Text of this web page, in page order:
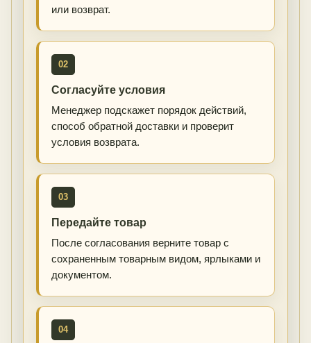
или возврат.
02
Согласуйте условия
Менеджер подскажет порядок действий,
способ обратной доставки и проверит
условия возврата.
03
Передайте товар
После согласования верните товар с
сохраненным товарным видом, ярлыками и
документом.
04